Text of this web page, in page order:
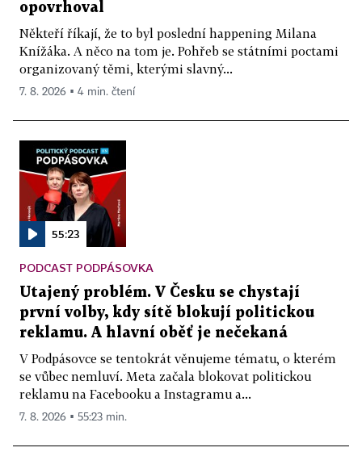
opovrhoval
Někteří říkají, že to byl poslední happening Milana
Knížáka. A něco na tom je. Pohřeb se státními poctami
organizovaný těmi, kterými slavný...
7. 8. 2026 ▪ 4 min. čtení
55:23
PODCAST PODPÁSOVKA
Utajený problém. V Česku se chystají
první volby, kdy sítě blokují politickou
reklamu. A hlavní oběť je nečekaná
V Podpásovce se tentokrát věnujeme tématu, o kterém
se vůbec nemluví. Meta začala blokovat politickou
reklamu na Facebooku a Instagramu a...
7. 8. 2026 ▪ 55:23 min.